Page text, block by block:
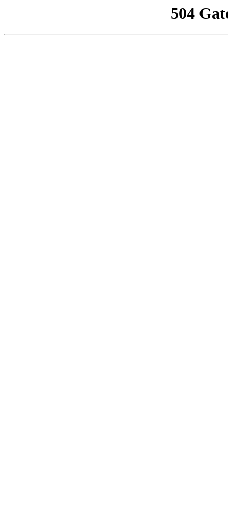
504